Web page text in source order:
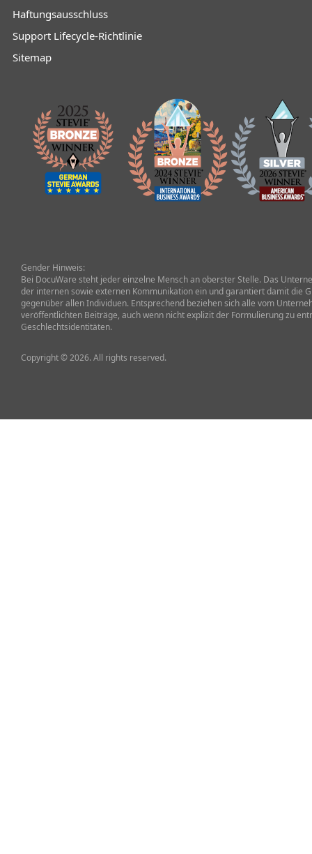
Haftungsausschluss
Support Lifecycle-Richtlinie
Sitemap
Gender Hinweis:
Bei DocuWare steht jeder einzelne Mensch an oberster Stelle. Das
der internen sowie externen Kommunikation ein und garantiert damit die
gegenüber allen Individuen. Entsprechend beziehen sich alle vom
veröffentlichten Beiträge, auch wenn nicht explizit der Formulierung zu
Geschlechtsidentitäten.
Copyright © 2026. All rights reserved.